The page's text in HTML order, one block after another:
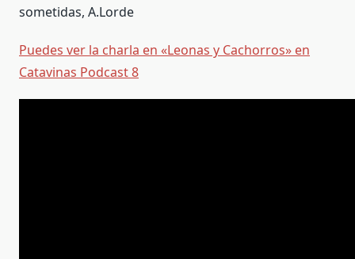
sometidas, A.Lorde
Puedes ver la charla en «Leonas y Cachorros» en
Catavinas Podcast 8